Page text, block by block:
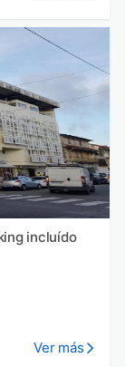
incluído
Ver más